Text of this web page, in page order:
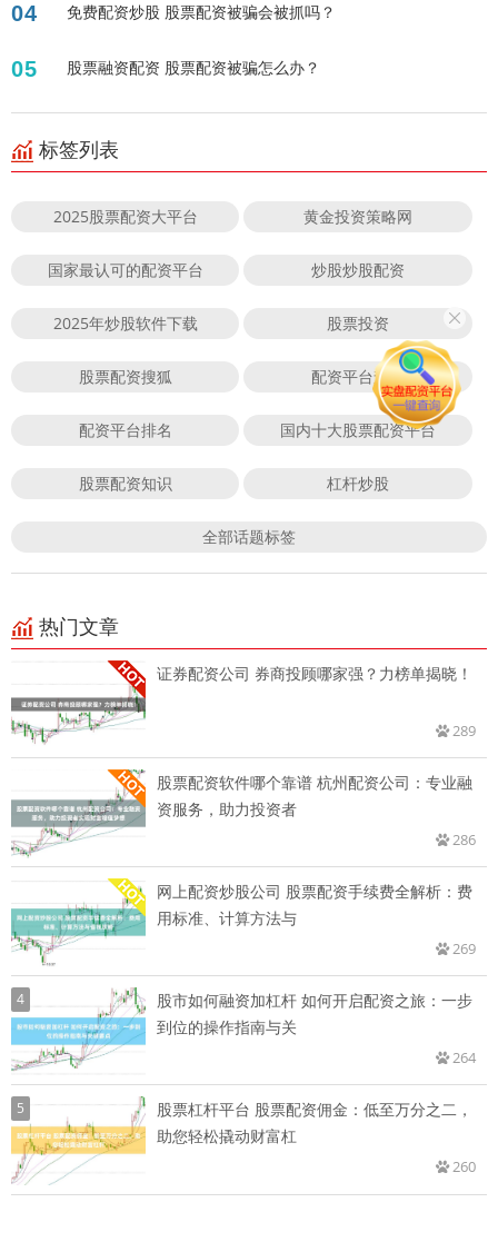
04 免费配资炒股 股票配资被骗会被抓吗？
05 股票融资配资 股票配资被骗怎么办？
标签列表
2025股票配资大平台 黄金投资策略网
国家最认可的配资平台 炒股炒股配资
2025年炒股软件下载 股票投资
股票配资搜狐 配资平台查询
配资平台排名 国内十大股票配资平台
股票配资知识 杠杆炒股
全部话题标签
热门文章
证券配资公司 券商投顾哪家强？力榜单揭晓！
289
股票配资软件哪个靠谱 杭州配资公司：专业融
资服务，助力投资者
286
网上配资炒股公司 股票配资手续费全解析：费
用标准、计算方法与
269
4
股市如何融资加杠杆 如何开启配资之旅：一步
到位的操作指南与关
264
5
股票杠杆平台 股票配资佣金：低至万分之二，
助您轻松撬动财富杠
260